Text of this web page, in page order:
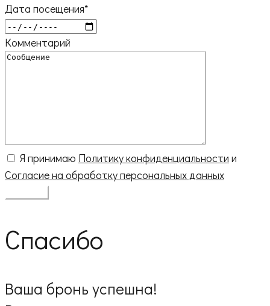
Дата посещения*
Комментарий
Я принимаю Политику конфиденциальности и
Согласие на обработку персональных данных
Спасибо
Ваша бронь успешна!